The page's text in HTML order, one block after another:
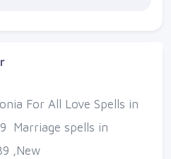
For All Love Spells in
Marriage spells in
,New